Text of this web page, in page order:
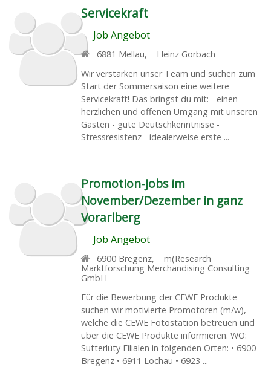
Servicekraft
Job Angebot
6881 Mellau,
Heinz Gorbach
Wir verstärken unser Team und suchen zum
Start der Sommersaison eine weitere
Servicekraft! Das bringst du mit: - einen
herzlichen und offenen Umgang mit unseren
Gästen - gute Deutschkenntnisse -
Stressresistenz - idealerweise erste ...
Promotion-Jobs im
November/Dezember in ganz
Vorarlberg
Job Angebot
6900 Bregenz,
m(Research
Marktforschung Merchandising Consulting
GmbH
Für die Bewerbung der CEWE Produkte
suchen wir motivierte Promotoren (m/w),
welche die CEWE Fotostation betreuen und
über die CEWE Produkte informieren. WO:
Sutterlüty Filialen in folgenden Orten: • 6900
Bregenz • 6911 Lochau • 6923 ...